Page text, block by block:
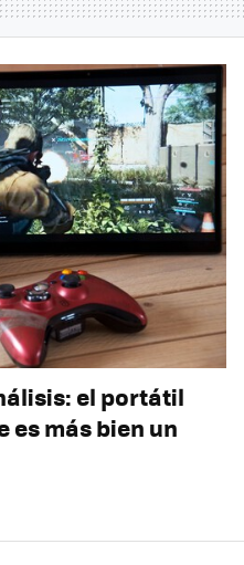
el portátil
es más bien un